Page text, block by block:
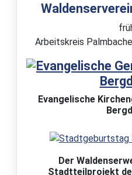
Arbeitskreis
Evangelische
Der
Stadtteilprojekt